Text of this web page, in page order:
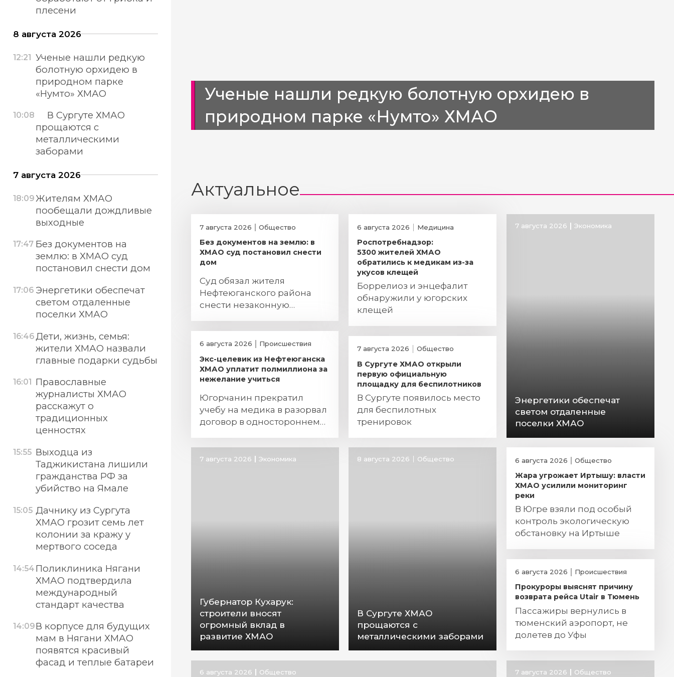
Ученые нашли редкую болотную орхидею в
природном парке «Нумто» ХМАО
плесени
8 августа 2026
12:21 Ученые нашли редкую
болотную орхидею в
природном парке
«Нумто» ХМАО
10:08
В Сургуте ХМАО
прощаются с
металлическими
заборами
7 августа 2026
18:09Жителям ХМАО
пообещали дождливые
выходные
17:47 Без документов на
землю: в ХМАО суд
постановил снести дом
17:06 Энергетики обеспечат
светом отдаленные
поселки ХМАО
16:46Дети, жизнь, семья:
жители ХМАО назвали
главные подарки судьбы
16:01
Православные
журналисты ХМАО
расскажут о
традиционных
ценностях
15:55 Выходца из
Таджикистана лишили
гражданства РФ за
убийство на Ямале
15:05 Дачнику из Сургута
ХМАО грозит семь лет
колонии за кражу у
мертвого соседа
14:54 Поликлиника Нягани
ХМАО подтвердила
международный
стандарт качества
14:09В корпусе для будущих
мам в Нягани ХМАО
появятся красивый
фасад и теплые батареи
Актуальное
7 августа 2026 Общество
Без документов на землю: в
ХМАО суд постановил снести
дом
Суд обязал жителя
Нефтеюганского района
снести незаконную
6 августа 2026 Происшествия
Экс-целевик из Нефтеюганска
ХМАО уплатит полмиллиона за
нежелание учиться
Югорчанин прекратил
учебу на медика в разорвал
договор в одностороннем
6 августа 2026 Медицина
Роспотребнадзор:
5300 жителей ХМАО
обратились к медикам из-за
укусов клещей
Боррелиоз и энцефалит
обнаружили у югорских
клещей
7 августа 2026 Общество
В Сургуте ХМАО открыли
первую официальную
площадку для беспилотников
В Сургуте появилось место
для беспилотных
тренировок
7 августа 2026 Экономика
Энергетики обеспечат
светом отдаленные
поселки ХМАО
7 августа 2026 Экономика
Губернатор Кухарук:
строители вносят
огромный вклад в
развитие ХМАО
8 августа 2026 Общество
В Сургуте ХМАО
прощаются с
металлическими заборами
6 августа 2026 Общество
Жара угрожает Иртышу: власти
ХМАО усилили мониторинг
реки
В Югре взяли под особый
контроль экологическую
обстановку на Иртыше
6 августа 2026 Происшествия
Прокуроры выяснят причину
возврата рейса Utair в Тюмень
Пассажиры вернулись в
тюменский аэропорт, не
долетев до Уфы
6 августа 2026 Общество 7 августа 2026 Общество